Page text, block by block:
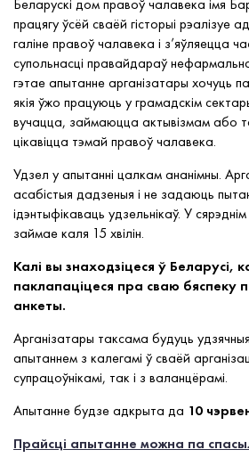
Беларускі дом правоў чалавека імя
працягу ўсёй сваёй гісторыі рэалізуе
галіне правоў чалавека і з’яўляецца
супольнасці правайдараў
гэтае апытанне арганізатары хочуць
якія ўжо працуюць у грамадскім
вучацца, займаюцца актывізмам або
цікавіцца тэмай правоў чалавека.
Удзел у апытанні цалкам ананімны.
асабістыя дадзеныя і не задаюць
ідэнтыфікаваць удзельнікаў. У
займае каля 15 хвілін.
Калі вы знаходзіцеся ў Беларусі,
паклапаціцеся пра сваю бяспеку
анкеты.
Арганізатары таксама будуць
апытаннем з калегамі ў сваёй
супрацоўнікамі, так і з валанцёрамі.
Апытанне будзе адкрыта да 10
Прайсці апытанне можна па